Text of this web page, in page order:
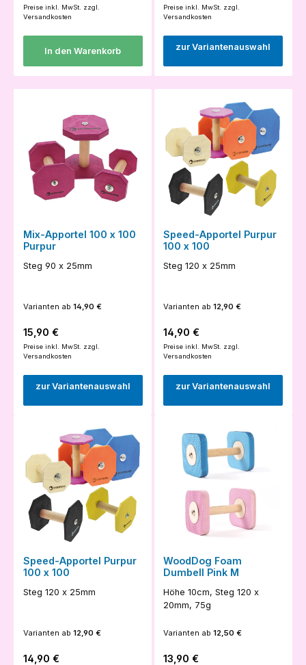
Preise inkl. MwSt. zzgl.
Versandkosten
In den Warenkorb
Preise inkl. MwSt. zzgl.
Versandkosten
zur Variantenauswahl
Mix-Apportel 100 x 100
Purpur
Steg 90 x 25mm
Varianten ab 14,90 €
Regulärer Preis:
15,90 €
Preise inkl. MwSt. zzgl.
Versandkosten
zur Variantenauswahl
Speed-Apportel Purpur
100 x 100
Steg 120 x 25mm
Varianten ab 12,90 €
Regulärer Preis:
14,90 €
Preise inkl. MwSt. zzgl.
Versandkosten
zur Variantenauswahl
Speed-Apportel Purpur
100 x 100
Steg 120 x 25mm
Varianten ab 12,90 €
Regulärer Preis:
14,90 €
WoodDog Foam
Dumbell Pink M
Höhe 10cm, Steg 120 x
20mm, 75g
Varianten ab 12,50 €
Regulärer Preis:
13,90 €